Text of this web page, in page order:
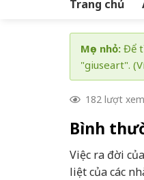
Trang chủ
Mẹo nhỏ: Để
"giuseart".
182 lượt xem
Bình
Việc ra đời
liệt của các